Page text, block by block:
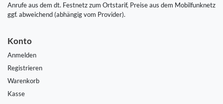
Anrufe aus dem dt. Festnetz zum Ortstarif, Preise aus dem Mobilfunknetz
ggf. abweichend (abhängig vom Provider).
Konto
Anmelden
Registrieren
Warenkorb
Kasse